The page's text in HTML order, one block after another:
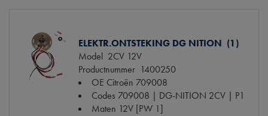
ELEKTR.ONTSTEKING DG NITION (1)
Model 2CV 12V
Productnummer 1400250
OE Citroën 709008
Codes 709008 | DG-NITION 2CV | P1
Maten 12V [PW 1]